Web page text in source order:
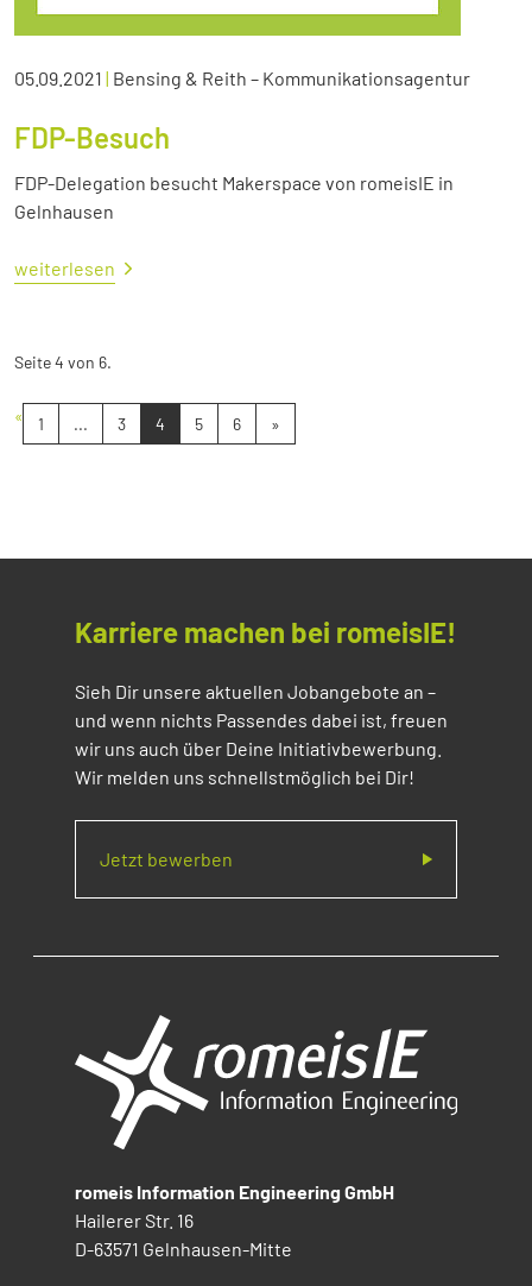
05.09.2021 | Bensing & Reith – Kommunikationsagentur
FDP-Besuch
FDP-Delegation besucht Makerspace von romeisIE in
Gelnhausen
weiterlesen
Seite 4 von 6.
« 1 ... 3 4 5 6 »
Karriere machen bei romeisIE!
Sieh Dir unsere aktuellen Jobangebote an –
und wenn nichts Passendes dabei ist, freuen
wir uns auch über Deine Initiativbewerbung.
Wir melden uns schnellstmöglich bei Dir!
Jetzt bewerben
romeis Information Engineering GmbH
Hailerer Str. 16
D-63571 Gelnhausen-Mitte